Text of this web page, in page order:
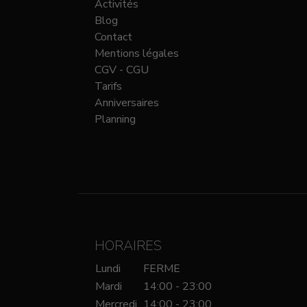
Activités
Blog
Contact
Mentions légales
CGV - CGU
Tarifs
Anniversaires
Planning
HORAIRES
Lundi
FERME
Mardi
14:00 - 23:00